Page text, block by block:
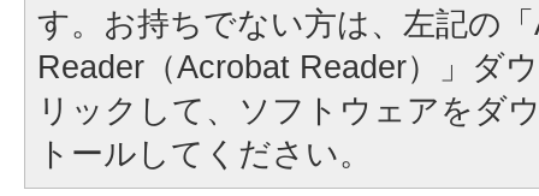
す。お持ちでない方は、左記の
Reader（Acrobat Reader）」ダ
リックして、ソフトウェアをダ
トールしてください。